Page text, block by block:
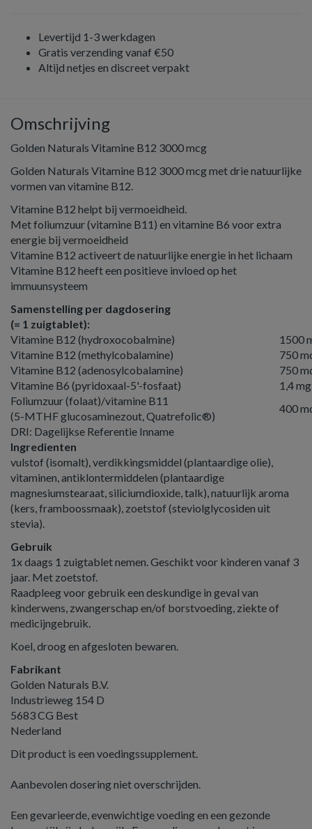
Levertijd 1-3 werkdagen
Gratis verzending vanaf €50
Altijd netjes en discreet verpakt
Omschrijving
Golden Naturals Vitamine B12 3000 mcg
Golden Naturals Vitamine B12 3000 mcg met drie natuurlijke
vormen van vitamine B12.
Vitamine B12 helpt bij vermoeidheid.
Met foliumzuur (vitamine B11) en vitamine B6 voor extra
energie bij vermoeidheid
Vitamine B12 activeert de natuurlijke energie in het lichaam
Vitamine B12 heeft een positieve invloed op het
immuunsysteem
Samenstelling per dagdosering
(= 1 zuigtablet):
Vitamine B12 (hydroxocobalmine)
1500
Vitamine B12 (methylcobalamine)
750
Vitamine B12 (adenosylcobalamine)
750
Vitamine B6 (pyridoxaal-5'-fosfaat)
1,4 mg
Foliumzuur (folaat)/vitamine B11
400
(5-MTHF glucosaminezout, Quatrefolic®)
DRI: Dagelijkse Referentie Inname
Ingredienten
vulstof (isomalt), verdikkingsmiddel (plantaardige olie),
vitaminen, antiklontermiddelen (plantaardige
magnesiumstearaat, siliciumdioxide, talk), natuurlijk aroma
(kers, framboossmaak), zoetstof (steviolglycosiden uit
stevia).
Gebruik
1x daags 1 zuigtablet nemen. Geschikt voor kinderen vanaf 3
jaar. Met zoetstof.
Raadpleeg voor gebruik een deskundige in geval van
kinderwens, zwangerschap en/of borstvoeding, ziekte of
medicijngebruik.
Koel, droog en afgesloten bewaren.
Fabrikant
Golden Naturals B.V.
Industrieweg 154 D
5683 CG Best
Nederland
Dit product is een voedingssupplement.
Aanbevolen dosering niet overschrijden.
Een gevarieerde, evenwichtige voeding en een gezonde